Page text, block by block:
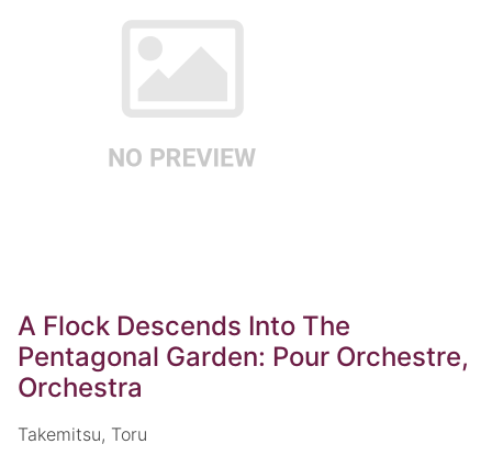
A Flock Descends Into The
Pentagonal Garden: Pour Orchestre,
Orchestra
Takemitsu, Toru